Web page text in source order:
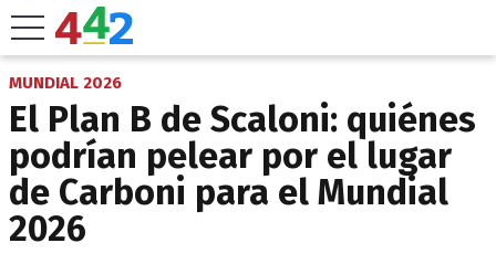
MUNDIAL 2026
El Plan B de Scaloni: quiénes
podrían pelear por el lugar
de Carboni para el Mundial
2026